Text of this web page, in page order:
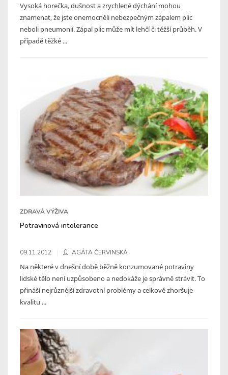
Vysoká horečka, dušnost a zrychlené dýchání mohou
znamenat, že jste onemocněli nebezpečným zápalem plic
neboli pneumonií. Zápal plic může mít lehčí či těžší průběh. V
případě těžké ...
ZDRAVÁ VÝŽIVA
Potravinová intolerance
09.11.2012 AGÁTA ČERVINSKÁ
Na některé v dnešní době běžně konzumované potraviny
lidské tělo není uzpůsobeno a nedokáže je správně strávit. To
přináší nejrůznější zdravotní problémy a celkově zhoršuje
kvalitu ...